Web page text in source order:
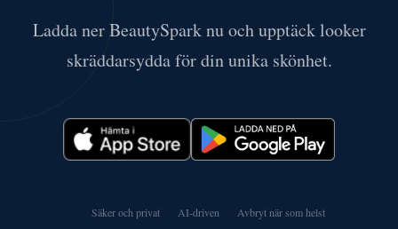
Ladda ner BeautySpark nu och upptäck looker
skräddarsydda för din unika skönhet.
Säker och privat AI-driven Avbryt när som helst